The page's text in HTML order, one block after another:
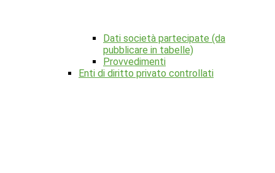
Dati società partecipate (da
pubblicare in tabelle)
Provvedimenti
Enti di diritto privato controllati